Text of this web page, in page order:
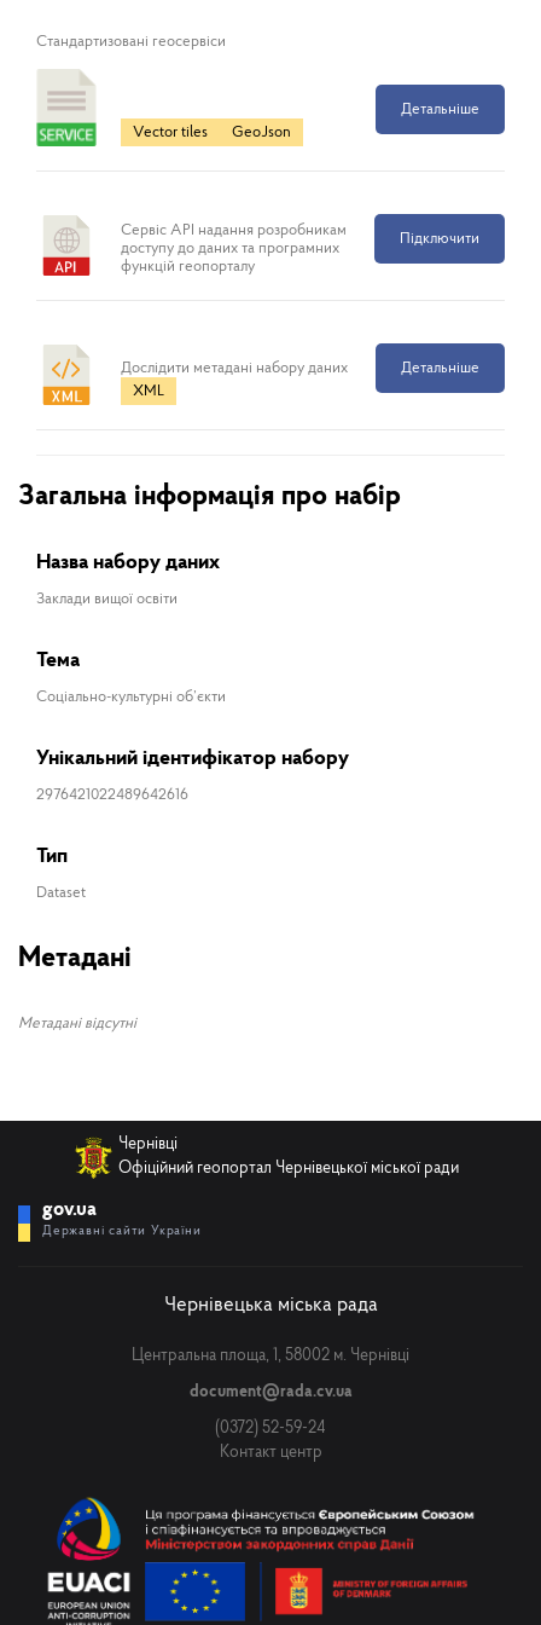
Cтандартизовані геосервіси
Vector tiles GeoJson
Детальніше
Сервіс API надання розробникам
доступу до даних та програмних
функцій геопорталу
Підключити
Дослідити метадані набору даних
XML
Детальніше
Загальна інформація про набір
Назва набору даних
Заклади вищої освіти
Тема
Соціально-культурні об’єкти
Унікальний ідентифікатор набору
2976421022489642616
Тип
Dataset
Метадані
Метадані відсутні
Надіслати
Телефон
Чернівці
Офіційний геопортал Чернівецької міської ради
gov.ua
Державні сайти України
Чернівецька міська рада
Центральна площа, 1, 58002 м. Чернівці
document@rada.cv.ua
(0372) 52-59-24
Контакт центр